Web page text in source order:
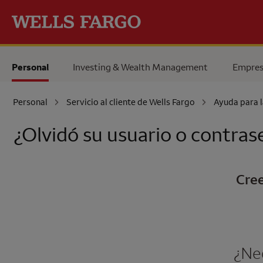
Personal Investing & Wealth Management
Personal Servicio al cliente de Wells Fargo Ayuda para
¿Olvidó su usuario o